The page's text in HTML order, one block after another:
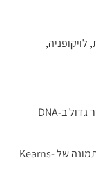
• המחלה בד”כ ספורדית (לא מורשת) ונובעת מחסר גדול ב-DNA
• לעתים החלמה ספונטנית, כשבהמשך מתפתחת תמונה של Kearns-